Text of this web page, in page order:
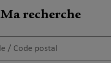
Ma recherche